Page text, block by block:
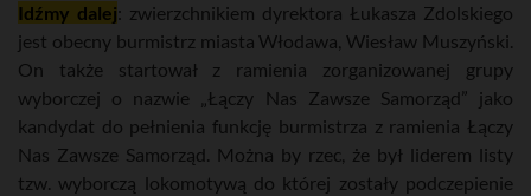
Idźmy dalej: zwierzchnikiem dyrektora Łukasza Zdolskiego
jest obecny burmistrz miasta Włodawa, Wiesław Muszyński.
On także startował z ramienia zorganizowanej grupy
wyborczej o nazwie „Łączy Nas Zawsze Samorząd” jako
kandydat do pełnienia funkcję burmistrza z ramienia Łączy
Nas Zawsze Samorząd. Można by rzec, że był liderem listy
tzw. wyborczą lokomotywą do której zostały podczepienie